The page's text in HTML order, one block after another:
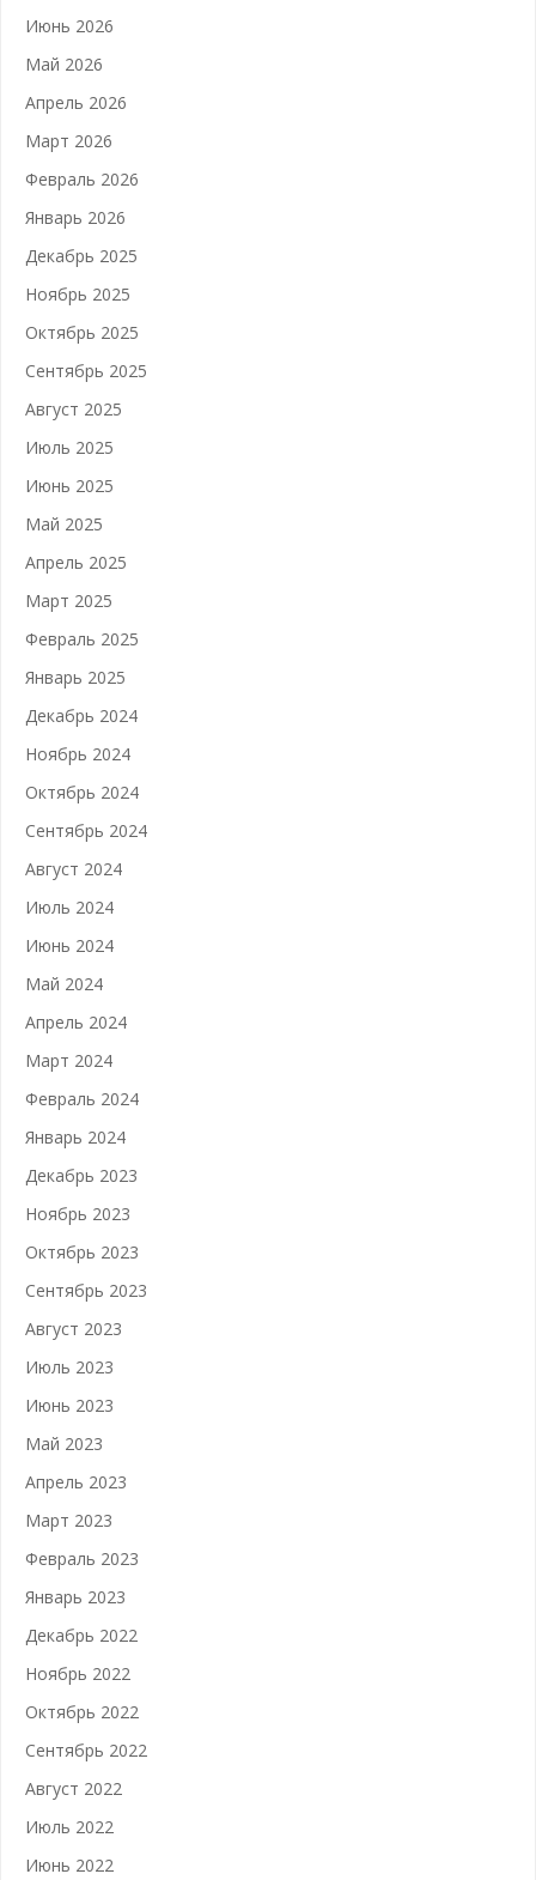
Июнь 2026
Май 2026
Апрель 2026
Март 2026
Февраль 2026
Январь 2026
Декабрь 2025
Ноябрь 2025
Октябрь 2025
Сентябрь 2025
Август 2025
Июль 2025
Июнь 2025
Май 2025
Апрель 2025
Март 2025
Февраль 2025
Январь 2025
Декабрь 2024
Ноябрь 2024
Октябрь 2024
Сентябрь 2024
Август 2024
Июль 2024
Июнь 2024
Май 2024
Апрель 2024
Март 2024
Февраль 2024
Январь 2024
Декабрь 2023
Ноябрь 2023
Октябрь 2023
Сентябрь 2023
Август 2023
Июль 2023
Июнь 2023
Май 2023
Апрель 2023
Март 2023
Февраль 2023
Январь 2023
Декабрь 2022
Ноябрь 2022
Октябрь 2022
Сентябрь 2022
Август 2022
Июль 2022
Июнь 2022